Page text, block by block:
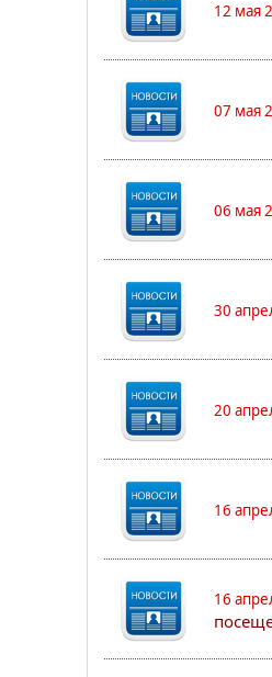
12 мая
07 мая
06 мая
30
20
16
16